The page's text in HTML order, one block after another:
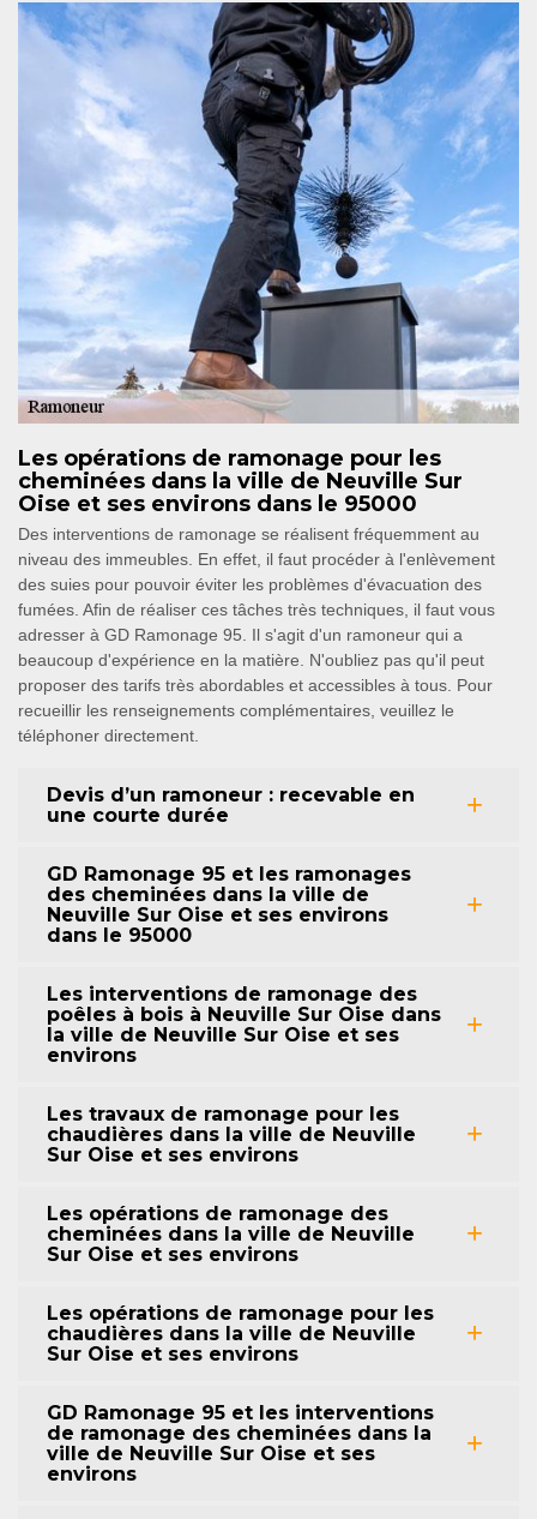
Les opérations de ramonage pour les
cheminées dans la ville de Neuville Sur
Oise et ses environs dans le 95000
Des interventions de ramonage se réalisent fréquemment au
niveau des immeubles. En effet, il faut procéder à l'enlèvement
des suies pour pouvoir éviter les problèmes d'évacuation des
fumées. Afin de réaliser ces tâches très techniques, il faut vous
adresser à GD Ramonage 95. Il s'agit d'un ramoneur qui a
beaucoup d'expérience en la matière. N'oubliez pas qu'il peut
proposer des tarifs très abordables et accessibles à tous. Pour
recueillir les renseignements complémentaires, veuillez le
téléphoner directement.
Devis d’un ramoneur : recevable en
une courte durée
GD Ramonage 95 et les ramonages
des cheminées dans la ville de
Neuville Sur Oise et ses environs
dans le 95000
Les interventions de ramonage des
poêles à bois à Neuville Sur Oise dans
la ville de Neuville Sur Oise et ses
environs
Les travaux de ramonage pour les
chaudières dans la ville de Neuville
Sur Oise et ses environs
Les opérations de ramonage des
cheminées dans la ville de Neuville
Sur Oise et ses environs
Les opérations de ramonage pour les
chaudières dans la ville de Neuville
Sur Oise et ses environs
GD Ramonage 95 et les interventions
de ramonage des cheminées dans la
ville de Neuville Sur Oise et ses
environs